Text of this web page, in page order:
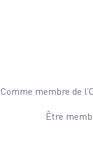
Comme membre de
Être